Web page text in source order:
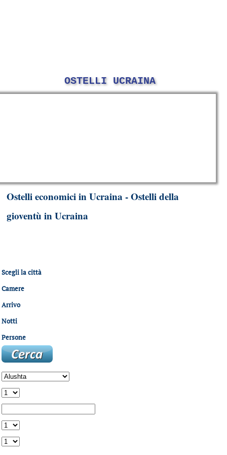
OSTELLI UCRAINA
Ostelli economici in Ucraina - Ostelli della
gioventù in Ucraina
Scegli la città
Camere
Arrivo
Notti
Persone